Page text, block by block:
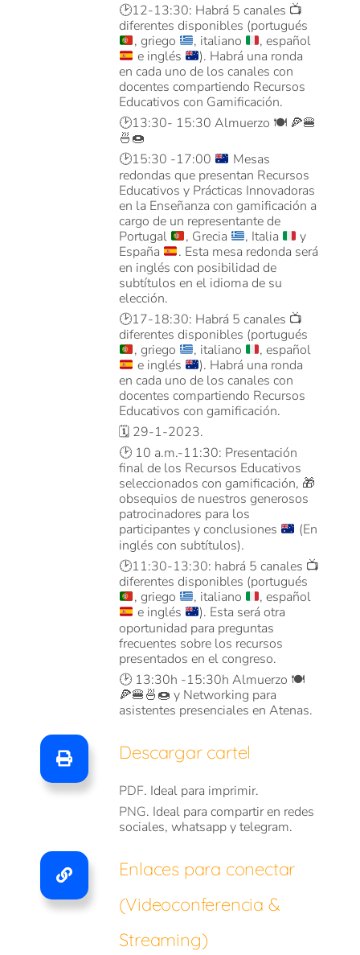
🕑12-13:30: Habrá 5 canales 📺
diferentes disponibles (portugués
, griego
, italiano
, español
e inglés
). Habrá una ronda
en cada uno de los canales con
docentes compartiendo Recursos
Educativos con Gamificación.
🕑13:30- 15:30 Almuerzo 🍽️ 🍕🍔
🍜🍩
🕑15:30 -17:00
Mesas
redondas que presentan Recursos
Educativos y Prácticas Innovadoras
en la Enseñanza con gamificación a
cargo de un representante de
Portugal
, Grecia , Italia
y
España
. Esta mesa redonda será
en inglés con posibilidad de
subtítulos en el idioma de su
elección.
🕑17-18:30: Habrá 5 canales 📺
diferentes disponibles (portugués
, griego
, italiano
, español
e inglés
). Habrá una ronda
en cada uno de los canales con
docentes compartiendo Recursos
Educativos con gamificación.
🗓️ 29-1-2023.
🕑 10 a.m.-11:30: Presentación
final de los Recursos Educativos
seleccionados con gamificación, 🎁
obsequios de nuestros generosos
patrocinadores para los
participantes y conclusiones
(En
inglés con subtítulos).
🕑11:30-13:30: habrá 5 canales 📺
diferentes disponibles (portugués
, griego
, italiano
, español
e inglés
). Esta será otra
oportunidad para preguntas
frecuentes sobre los recursos
presentados en el congreso.
🕑 13:30h -15:30h Almuerzo 🍽️
🍕🍔🍜🍩 y Networking para
asistentes presenciales en Atenas.
Descargar cartel
PDF. Ideal para imprimir.
PNG. Ideal para compartir en redes
sociales, whatsapp y telegram.
Enlaces para conectar
(Videoconferencia &
Streaming)